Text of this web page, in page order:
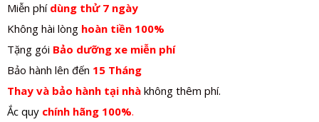
Miễn phí dùng thử 7 ngày
Không hài lòng hoàn tiền 100%
Tặng gói Bảo dưỡng xe miễn phí
Bảo hành lên đến 15 Tháng
Thay và bảo hành tại nhà không thêm phí.
Ắc quy chính hãng 100%.